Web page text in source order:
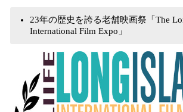
23年の歴史を誇る老舗映画祭「The
International Film Expo」